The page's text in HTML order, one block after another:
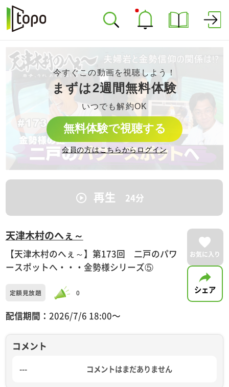
今すぐこの動画を視聴しよう！
まずは2週間無料体験
いつでも解約OK
無料体験で視聴する
会員の方はこちらからログイン
再生 24分
天津木村のへぇ～
【天津木村のへぇ～】第173回 二戸のパワ
ースポットへ・・・金勢様シリーズ⑤
定額見放題 0
配信期間： 2026/7/6 18:00〜
お気に入り
シェア
コメント
--- コメントはまだありません